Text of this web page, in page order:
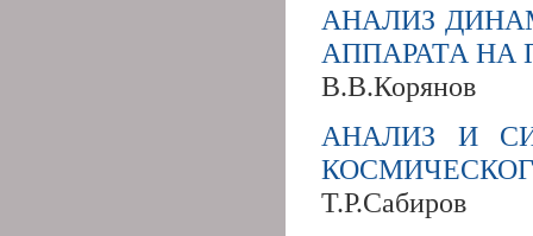
АНАЛИЗ
АППАРАТА НА
В.В.Корянов
АНАЛИЗ И
Т.Р.Сабиров